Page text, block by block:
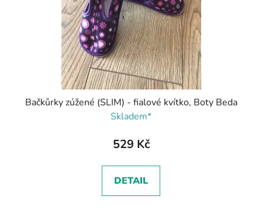
Bačkůrky zúžené (SLIM) - fialové kvítko, Boty Beda
Skladem*
529 Kč
DETAIL